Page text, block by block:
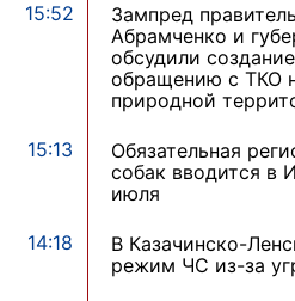
15:52
Зампред
Абрамченко и
обсудили
обращению с ТКО
природной
15:13
Обязательная
собак вводится в
июля
14:18
В Казачинско-
режим ЧС из-за